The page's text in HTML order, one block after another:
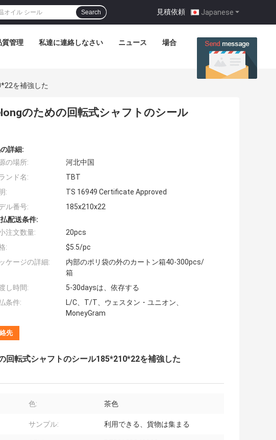
Japanese
見積依頼 |
Search
質管理 私達に連絡しなさい ニュース 場合
を補強した
のための回転式シャフトのシール
詳細:
の場所:
河北中国
ンド名:
TBT
:
TS 16949 Certificate Approved
ル番号:
185x210x22
配送条件:
注文数量:
20pcs
:
$5.5/pc
ケージの詳細:
内部のポリ袋の外のカートン箱40-300pcs/
箱
し時間:
5-30daysは、依存する
条件:
L/C、T/T、ウェスタン・ユニオン、
MoneyGram
先
回転式シャフトのシール185*210*22を補強した
色: 茶色
サンプル: 利用できる、貨物は集まる